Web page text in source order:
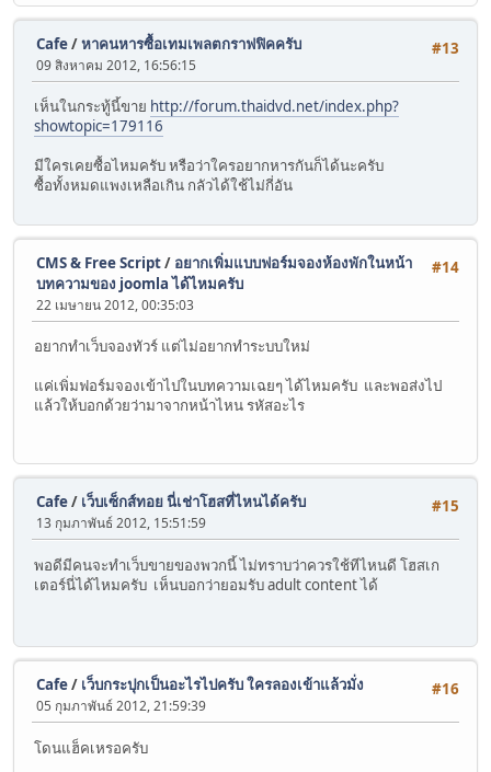
#13
Cafe/หาคนหารซื้อเทมเพลตกราฟฟิคครับ
09 สิงหาคม 2012, 16:56:15
เห็นในกระทู้นี้ขาย http://forum.thaidvd.net/index.php?
showtopic=179116
มีใครเคยซื้อไหมครับ หรือว่าใครอยากหารกันก็ได้นะครับ
ซื้อทั้งหมดแพงเหลือเกิน กลัวได้ใช้ไม่กี่อัน
#14
CMS & Free Script/ อยากเพิ่มแบบฟอร์มจองห้องพักในหน้า
บทความของ joomla ได้ไหมครับ
22 เมษายน 2012, 00:35:03
อยากทำเว็บจองทัวร์ แต่ไม่อยากทำระบบใหม่
แค่เพิ่มฟอร์มจองเข้าไปในบทความเฉยๆ ได้ไหมครับ และพอส่งไป
แล้วให้บอกด้วยว่ามาจากหน้าไหน รหัสอะไร
#15
Cafe/ เว็บเซ็กส์ทอย นี่เช่าโฮสที่ไหนได้ครับ
13 กุมภาพันธ์ 2012, 15:51:59
พอดีมีคนจะทำเว็บขายของพวกนี้ ไม่ทราบว่าควรใช้ทีไหนดี โฮสเก
เตอร์นี่ได้ไหมครับ เห็นบอกว่ายอมรับ adult content ได้
#16
Cafe/ เว็บกระปุกเป็นอะไรไปครับ ใครลองเข้าแล้วมั่ง
05 กุมภาพันธ์ 2012, 21:59:39
โดนแฮ็คเหรอครับ